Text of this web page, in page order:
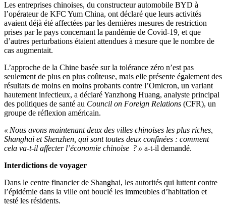
Les entreprises chinoises, du constructeur automobile BYD à
l’opérateur de KFC Yum China, ont déclaré que leurs activités
avaient déjà été affectées par les dernières mesures de restriction
prises par le pays concernant la pandémie de Covid-19, et que
d’autres perturbations étaient attendues à mesure que le nombre de
cas augmentait.
L’approche de la Chine basée sur la tolérance zéro n’est pas
seulement de plus en plus coûteuse, mais elle présente également des
résultats de moins en moins probants contre l’Omicron, un variant
hautement infectieux, a déclaré Yanzhong Huang, analyste principal
des politiques de santé au Council on Foreign Relations (CFR), un
groupe de réflexion américain.
« Nous avons maintenant deux des villes chinoises les plus riches,
Shanghai et Shenzhen, qui sont toutes deux confinées : comment
cela va-t-il affecter l’économie chinoise ? » a-t-il demandé.
Interdictions de voyager
Dans le centre financier de Shanghai, les autorités qui luttent contre
l’épidémie dans la ville ont bouclé les immeubles d’habitation et
testé les résidents.